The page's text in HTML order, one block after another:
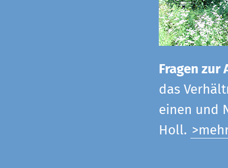
Fragen
das
einen und
Holl.